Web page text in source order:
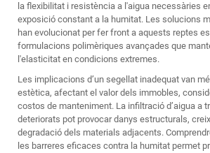
la flexibilitat i resistència a l'aigua necessàries
exposició constant a la humitat. Les solucions
han evolucionat per fer front a aquests reptes
formulacions polimèriques avançades que
l'elasticitat en condicions extremes.
Les implicacions d’un segellat inadequat van
estètica, afectant el valor dels immobles,
costos de manteniment. La infiltració d’aigua a
deteriorats pot provocar danys estructurals,
degradació dels materials adjacents.
les barreres eficaces contra la humitat permet